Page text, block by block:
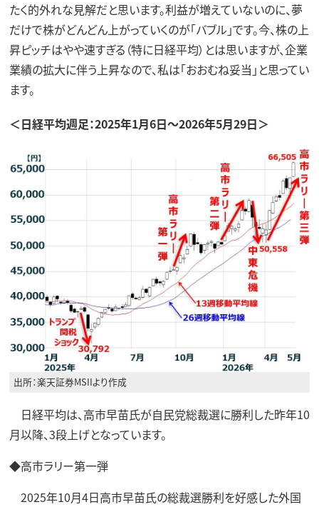
たく的外れな見解だと思います。利益が増えていないのに、夢
だけで株がどんどん上がっていくのが「バブル」です。今、株の上
昇ピッチはやや速すぎる（特に日経平均）とは思いますが、企業
業績の拡大に伴う上昇なので、私は「おおむね妥当」と思ってい
ます。
＜日経平均週足：2025年1月6日～2026年5月29日＞
出所：楽天証券MSIIより作成
日経平均は、高市早苗氏が自民党総裁選に勝利した昨年10
月以降、3段上げとなっています。
◆高市ラリー第一弾
2025年10月4日高市早苗氏の総裁選勝利を好感した外国